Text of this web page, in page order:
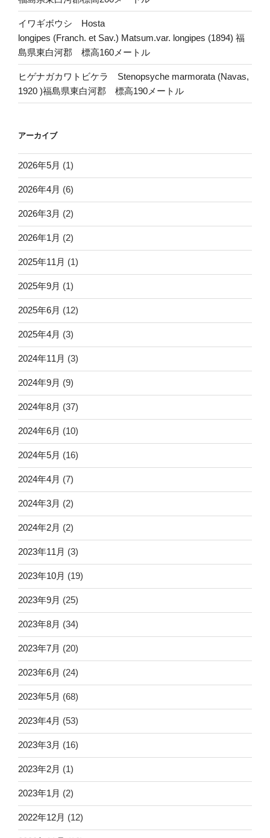
イワギボウシ Hosta
longipes (Franch. et Sav.) Matsum.var. longipes (1894) 福
島県東白河郡 標高160メートル
ヒゲナガカワトビケラ Stenopsyche marmorata (Navas,
1920 )福島県東白河郡 標高190メートル
アーカイブ
2026年5月 (1)
2026年4月 (6)
2026年3月 (2)
2026年1月 (2)
2025年11月 (1)
2025年9月 (1)
2025年6月 (12)
2025年4月 (3)
2024年11月 (3)
2024年9月 (9)
2024年8月 (37)
2024年6月 (10)
2024年5月 (16)
2024年4月 (7)
2024年3月 (2)
2024年2月 (2)
2023年11月 (3)
2023年10月 (19)
2023年9月 (25)
2023年8月 (34)
2023年7月 (20)
2023年6月 (24)
2023年5月 (68)
2023年4月 (53)
2023年3月 (16)
2023年2月 (1)
2023年1月 (2)
2022年12月 (12)